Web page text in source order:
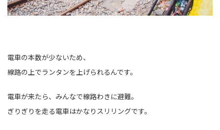
電車の本数が少ないため、
線路の上でランタンを上げられるんです。
電車が来たら、みんなで線路わきに避難。
ぎりぎりを走る電車はかなりスリリングです。